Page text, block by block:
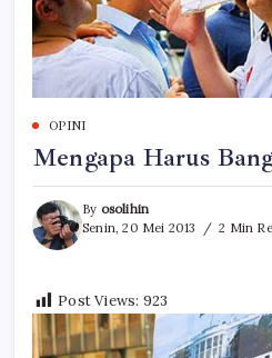
OPINI
Mengapa Harus
By osolihin
Senin, 20 Mei 2013
2 Min
Post Views: 923